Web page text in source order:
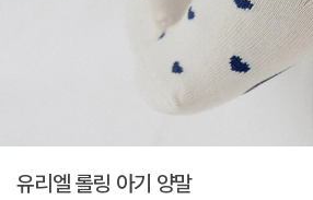
유리엘 롤링 아기 양말